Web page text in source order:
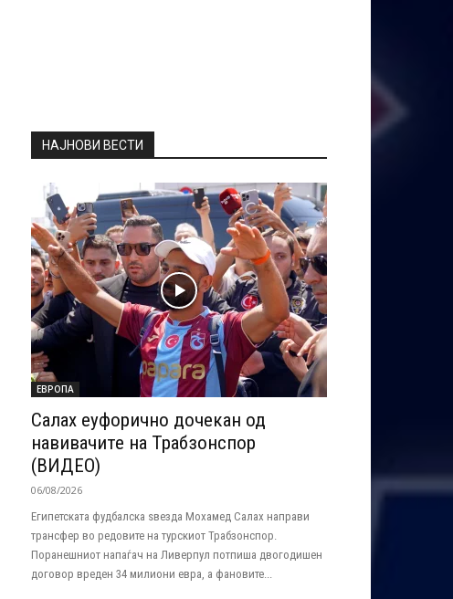
НАЈНОВИ ВЕСТИ
ЕВРОПА
Салах еуфорично дочекан од
навивачите на Трабзонспор
(ВИДЕО)
06/08/2026
Египетската фудбалска ѕвезда Мохамед Салах направи
трансфер во редовите на турскиот Трабзонспор.
Поранешниот напаѓач на Ливерпул потпиша двогодишен
договор вреден 34 милиони евра, а фановите...